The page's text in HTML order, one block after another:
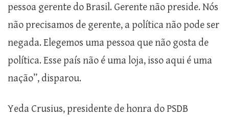
pessoa gerente do Brasil. Gerente não preside. Nós
não precisamos de gerente, a política não pode ser
negada. Elegemos uma pessoa que não gosta de
política. Esse país não é uma loja, isso aqui é uma
nação”, disparou.
Yeda Crusius, presidente de honra do PSDB